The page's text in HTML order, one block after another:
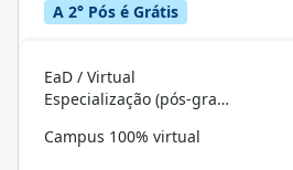
A 2° Pós é Grátis
EaD / Virtual
Especialização (pós-graduação)
Campus 100% virtual